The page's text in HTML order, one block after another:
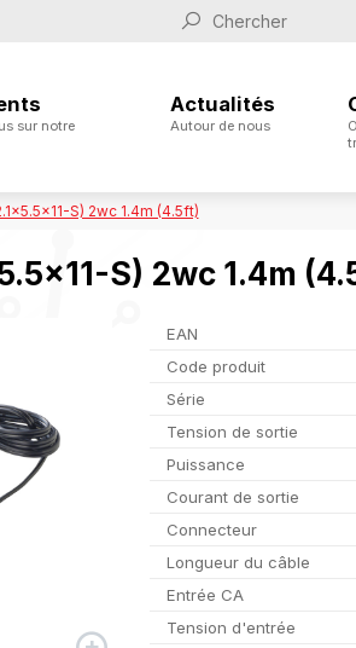
sur notre
Actualités
Autour de nous
S) 2wc 1.4m (4.5ft)
S) 2wc 1.4m
EAN
Code produit
Série
Tension de sortie
Puissance
Courant de sortie
Connecteur
Longueur du câble
Entrée CA
Tension d'entrée